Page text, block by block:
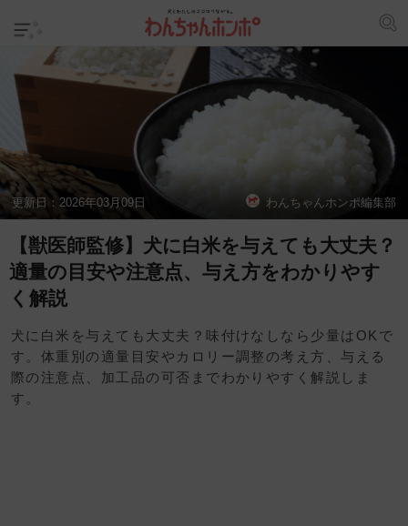
更新日： 2026年03月09日 わんちゃんホンポ編集部
【獣医師監修】犬に白米を与えても大丈夫？
適量の目安や注意点、与え方をわかりやす
く解説
犬に白米を与えても大丈夫？味付けなしなら少量はOKで
す。体重別の適量目安やカロリー調整の考え方、与える
際の注意点、加工品の可否までわかりやすく解説しま
す。